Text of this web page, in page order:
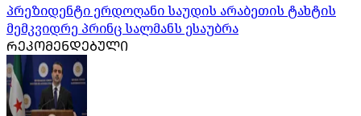
პრეზიდენტი ერდოღანი საუდის არაბეთის ტახტის
მემკვიდრე პრინც სალმანს ესაუბრა
ᲠᲔᲙᲝᲛᲔᲜᲓᲔᲑᲣᲚᲘ